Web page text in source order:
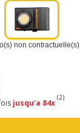
non contractuelle(s)
jusqu'a 84x
(2)